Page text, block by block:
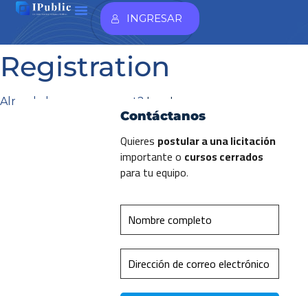
INGRESAR
Registration
Already have an account? Log In
Contáctanos
Quieres postular a una licitación
importante o cursos cerrados
para tu equipo.